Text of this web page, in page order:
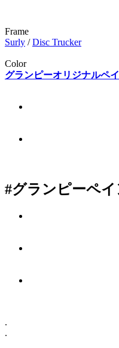
Frame
Surly /Disc Trucker
Color
グランピーオリジナルペ
#グランピーペ
.
.